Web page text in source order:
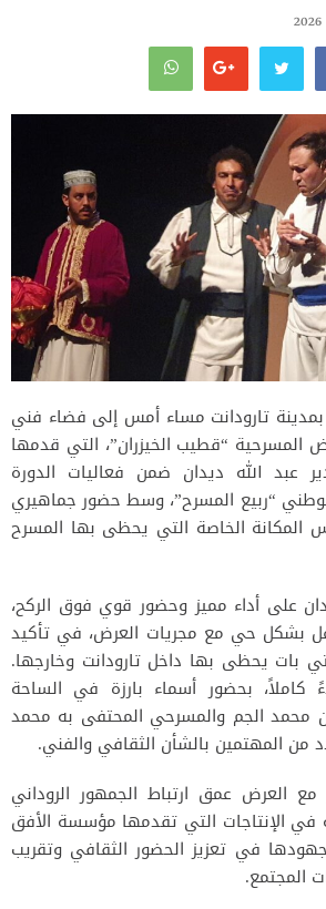
تارودانت مساء أمس إلى فضاء فني
المسرحية “قطيب الخيزران”، التي قدمها
عبد الله ديدان ضمن فعاليات الدورة
“ربيع المسرح”، وسط حضور جماهيري
المكانة الخاصة التي يحظى بها المسرح
على أداء مميز وحضور قوي فوق الركح،
بشكل حي مع مجريات العرض، في تأكيد
بات يحظى بها داخل تارودانت وخارجها.
كاملاً، بحضور أسماء بارزة في الساحة
محمد الجم والمسرحي المحتفى به محمد
من المهتمين بالشأن الثقافي والفني.
العرض عمق ارتباط الجمهور الروداني
في الإنتاجات التي تقدمها مؤسسة الأفق
في تعزيز الحضور الثقافي وتقريب
المجتمع.